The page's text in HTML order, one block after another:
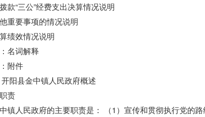
款“三公”经费支出决算情况说明
重要事项的情况说明
绩效情况说明
名词解释
附件
阳县金中镇人民政府概述
责
镇人民政府的主要职责是： （1）宣传和贯彻执行党的